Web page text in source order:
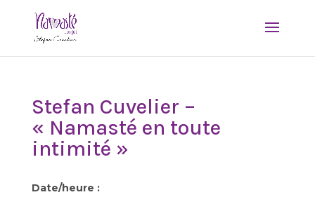
Stefan Cuvelier –
« Namasté en toute
intimité »
Date/heure :